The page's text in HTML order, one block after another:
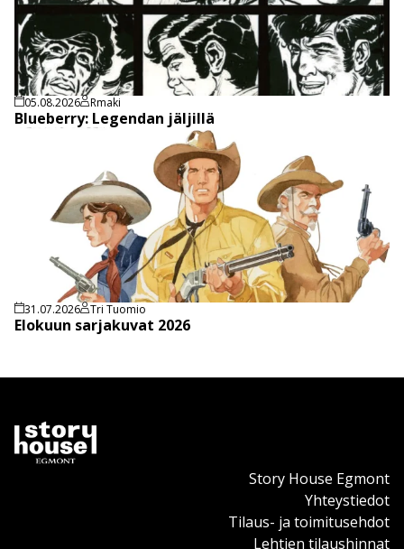
05.08.2026 Rmaki
Blueberry: Legendan jäljillä
31.07.2026 Tri Tuomio
Elokuun sarjakuvat 2026
Story House Egmont
Yhteystiedot
Tilaus- ja toimitusehdot
Lehtien tilaushinnat